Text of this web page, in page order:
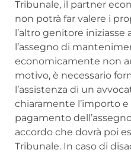
Tribunale, il partner
non potrà far valere i
l’altro genitore
l’assegno di
economicamente non
motivo, è necessario
l’assistenza di un
chiaramente l’importo
pagamento
accordo che dovrà poi
Tribunale. In caso di